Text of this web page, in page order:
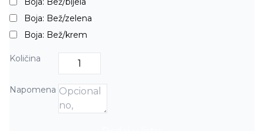
Boja: Bež/zelena
Boja: Bež/krem
Količina
Napomena